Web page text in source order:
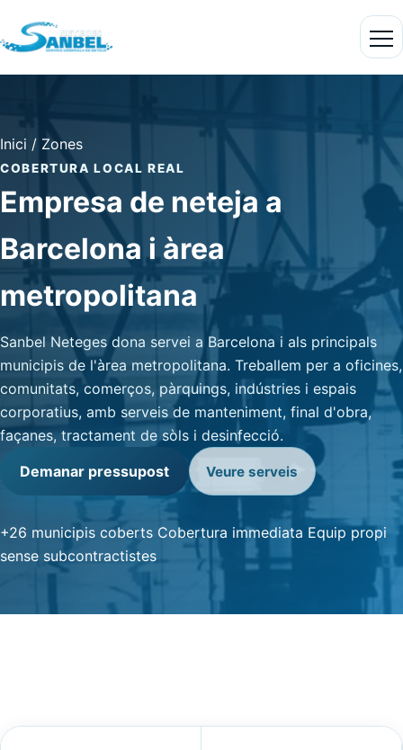
Inici / Zones
COBERTURA LOCAL REAL
Empresa de neteja a
Barcelona i àrea
metropolitana
Sanbel Neteges dona servei a Barcelona i als principals
municipis de l'àrea metropolitana. Treballem per a oficines,
comunitats, comerços, pàrquings, indústries i espais
corporatius, amb serveis de manteniment, final d'obra,
façanes, tractament de sòls i desinfecció.
Demanar pressupost
Veure serveis
+26 municipis coberts Cobertura immediata Equip propi
sense subcontractistes